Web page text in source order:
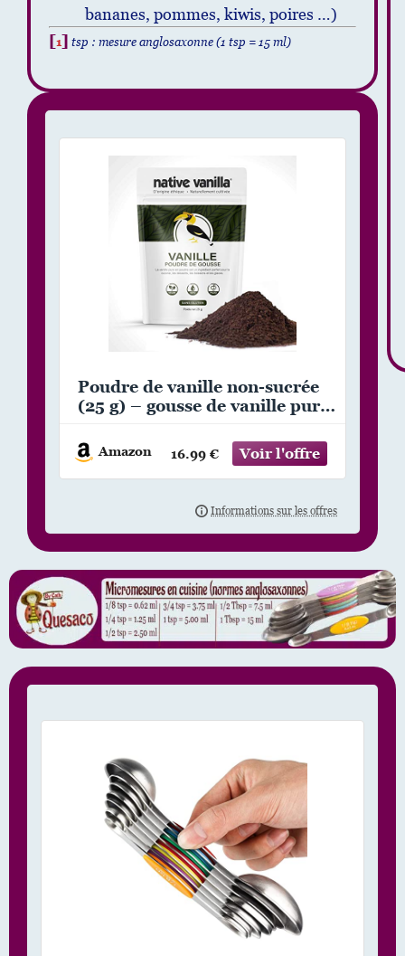
bananes, pommes, kiwis, poires …)
[1] tsp : mesure anglosaxonne (1 tsp = 15 ml)
Poudre de vanille non-sucrée
(25 g) – gousse de vanille pure
café/pâtisserie/glace
Amazon 16.99 €